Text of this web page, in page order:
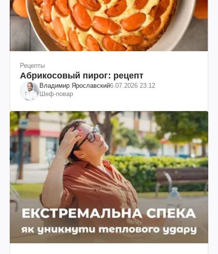
Рецепты
Абрикосовый пирог: рецепт
Владимир Ярославский6.07.2026 23:12
Шеф-повар